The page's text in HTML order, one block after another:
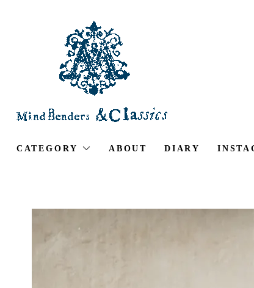
CATEGORY ABOUT DIARY